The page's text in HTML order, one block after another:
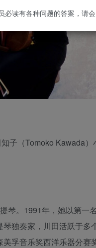
子（Tomoko Kawada）
琴。1991年，她以第一
独奏家，川田活跃于多
孚音乐奖西洋乐器分赛
必读有各种问题的答案，请